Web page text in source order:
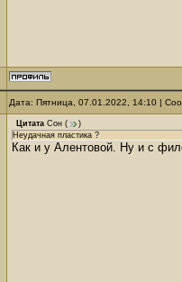
Дата: Пятница, 07.01.2022, 14:10 |
Цитата Сон (
)
Неудачная пластика ?
Как и у Алентовой. Ну и с